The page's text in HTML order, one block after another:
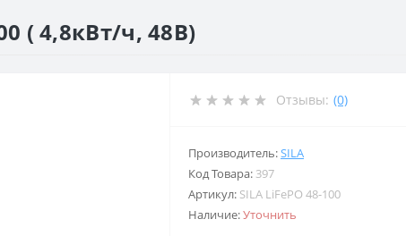
( 4,8кВт/ч, 48В)
Отзывы: (0)
Производитель:SILA
Код Товара: 397
Артикул: SILA LiFePO 48-100
Наличие:Уточнить